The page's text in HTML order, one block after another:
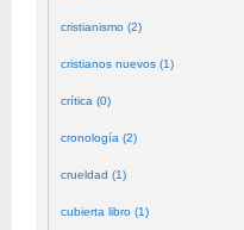
cristianismo (2)
cristianos nuevos (1)
crítica (0)
cronología (2)
crueldad (1)
cubierta libro (1)